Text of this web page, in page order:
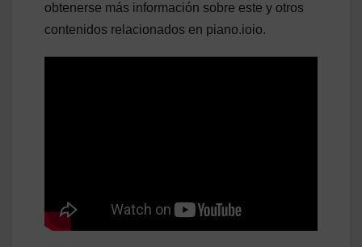
obtenerse más información sobre este y otros
contenidos relacionados en piano.ioio.